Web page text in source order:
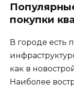
покупки
В городе есть
как в
Наиболее